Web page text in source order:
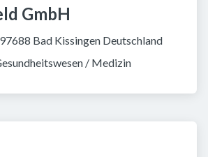
GmbH
97688 Bad Kissingen Deutschland
/ Medizin